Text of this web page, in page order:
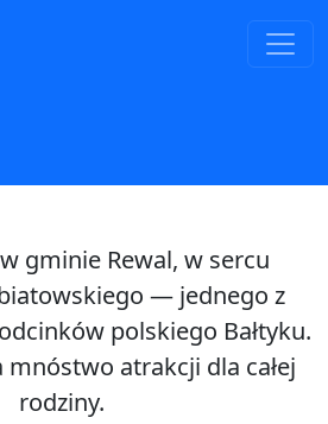
gminie Rewal, w sercu
— jednego z
polskiego Bałtyku.
mnóstwo atrakcji dla całej
rodziny.